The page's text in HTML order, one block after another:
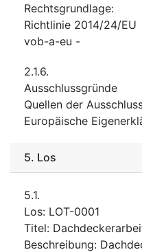
Rechtsgrundlage:
Richtlinie 2014/24/EU
vob-a-eu -
2.1.6.
Ausschlussgründe
Quellen der
Europäische
5. Los
5.1.
Los: LOT-0001
Titel:
Beschreibung: